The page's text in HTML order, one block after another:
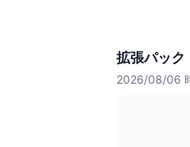
拡張パック
2026/08/06